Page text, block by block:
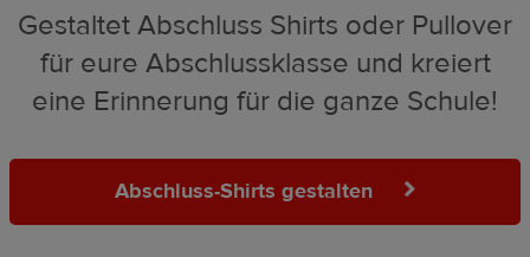
Gestaltet Abschluss Shirts oder Pullover
für eure Abschlussklasse und kreiert
eine Erinnerung für die ganze Schule!
Abschluss-Shirts gestalten